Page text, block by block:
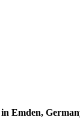
in Emden,